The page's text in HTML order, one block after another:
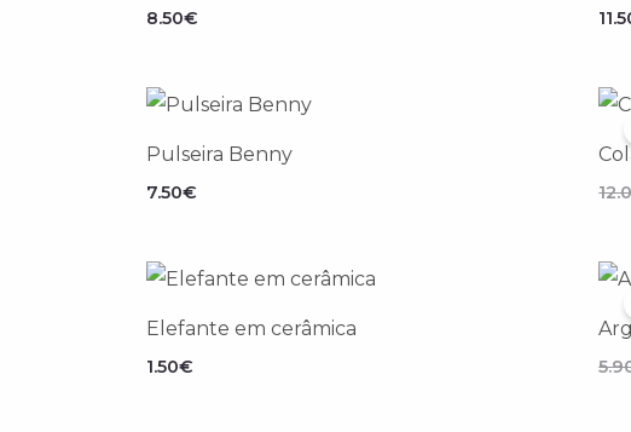
8.50€
Pulseira Benny
7.50€
Elefante em cerâmica
1.50€